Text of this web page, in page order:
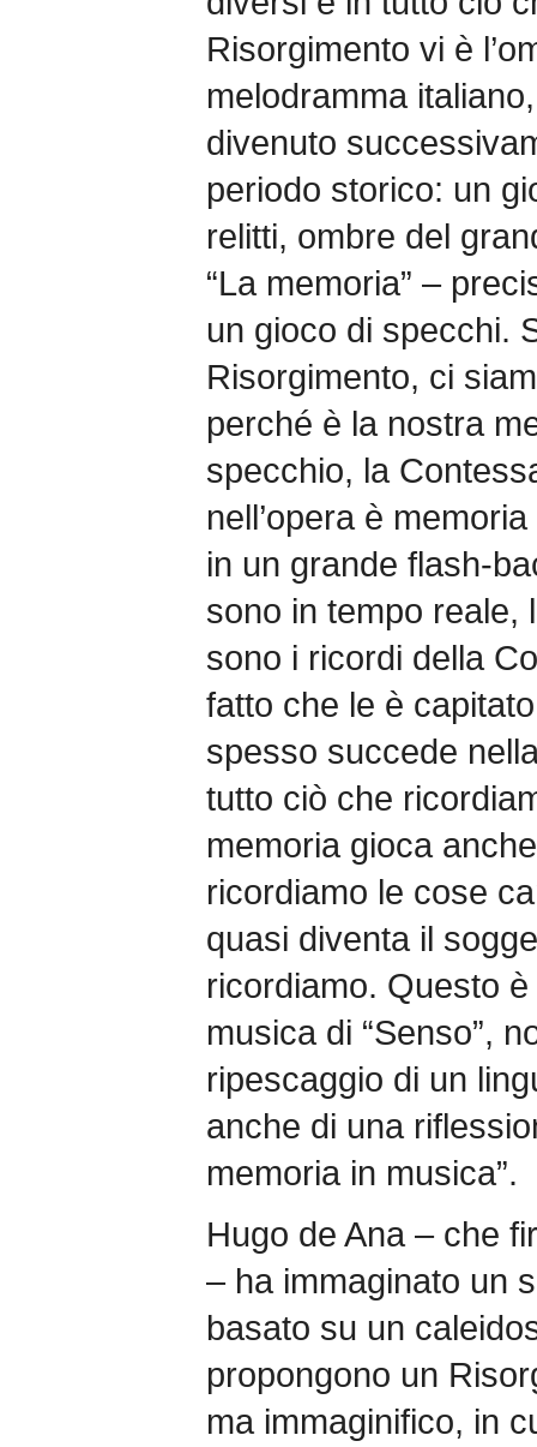
Risorgimento vi è
melodramma
divenuto
periodo storico: un
relitti, ombre del
“La memoria” –
un gioco di specchi.
Risorgimento, ci
perché è la nostra
specchio, la
nell’opera è
in un grande flash-
sono in tempo reale,
sono i ricordi della
fatto che le è
spesso succede
tutto ciò che
memoria gioca
ricordiamo le cose
quasi diventa il
ricordiamo. Questo
musica di “Senso”,
ripescaggio di un
anche di una
memoria in musica”.
Hugo de Ana – che
– ha immaginato un
basato su un
propongono un
ma immaginifico, in